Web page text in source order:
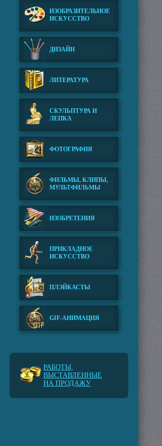
ИЗОБРАЗИТЕЛЬНОЕ
ИСКУССТВО
ДИЗАЙН
ЛИТЕРАТУРА
СКУЛЬПТУРА И
ЛЕПКА
ФОТОГРАФИЯ
ФИЛЬМЫ, КЛИПЫ,
МУЛЬТФИЛЬМЫ
ИЗОБРЕТЕНИЯ
ПРИКЛАДНОЕ
ИСКУССТВО
ПЛЭЙКАСТЫ
GIF-АНИМАЦИЯ
РАБОТЫ,
ВЫСТАВЛЕННЫЕ
НА ПРОДАЖУ